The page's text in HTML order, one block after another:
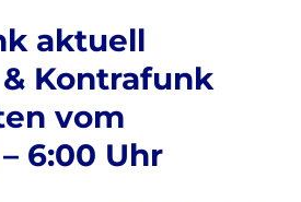
aktuell
& Kontrafunk
vom
6:00 Uhr